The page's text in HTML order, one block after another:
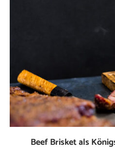
Beef Brisket als